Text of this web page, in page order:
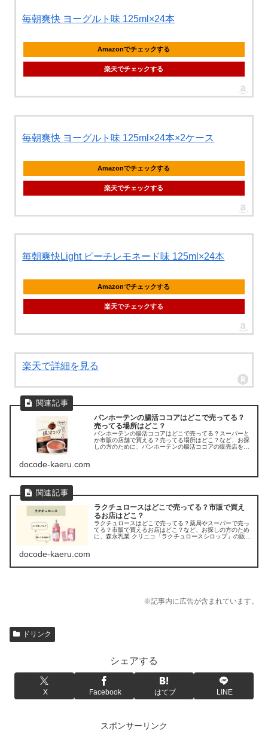
毎朝爽快 ヨーグルト味 125ml×24本
Amazonでチェックする
楽天でチェックする
毎朝爽快 ヨーグルト味 125ml×24本×2ケース
Amazonでチェックする
楽天でチェックする
毎朝爽快Light ピーチレモネード味 125ml×24本
Amazonでチェックする
楽天でチェックする
楽天で詳細を見る
バンホーテンの腸活ココアはどこで売ってる？
売ってる場所はどこ？
バンホーテンの腸活ココアはどこで売ってる？スーパーと
か市販の店舗で買える？売ってる場所はどこ？など、お探
しの方のために、バンホーテンの腸活ココアの販売店を調
docode-kaeru.com
ラクチュロースはどこで売ってる？市販で買え
るお店はどこ？
ラクチュロースはどこで売ってる？薬局やスーパーで売っ
てる？市販で買えるお店はどこ？など、お探しの方のため
に、森永乳業 クリニコ「ラクチュロースシロップ」の販売
docode-kaeru.com
※記事内に広告が含まれています。
ドリンク
シェアする
X Facebook はてブ LINE
スポンサーリンク